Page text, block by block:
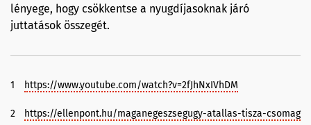
lényege, hogy csökkentse a nyugdíjasoknak járó
juttatások összegét.
1 https://www.youtube.com/watch?v=2fJhNxIVhDM
2 https://ellenpont.hu/maganegeszsegugy-atallas-tisza-csomag